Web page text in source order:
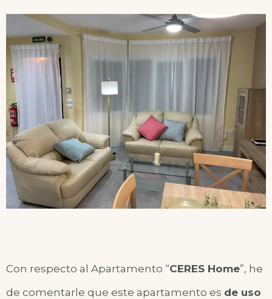
Con respecto al Apartamento “CERES Home”, he
de comentarle que este apartamento es de uso